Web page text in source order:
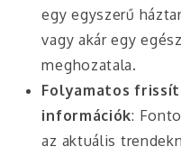
egy egyszerű
vagy akár egy
meghozatala.
Folyamatos
információk:
az aktuális